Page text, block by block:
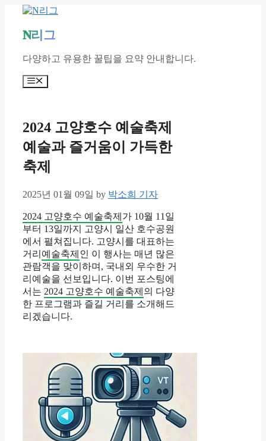
contentN리그
다양하고 유용한 꿀팁을 요약 안내합니다.
Menu
2024 고양호수 예술축제
예술과 즐거움이 가득한
축제
2025년 01월 09일 by 박소희 기자
2024 고양호수 예술축제 가 10월 11일
부터 13일까지 고양시 일산 호수공원
에서 펼쳐집니다. 고양시를 대표하는
거리 예술축제 인 이 행사는 매년 많은
관람객을 맞이하며, 국내외 우수한 거
리예술을 선보입니다. 이번 포스팅에
서는 2024 고양호수 예술축제 의 다양
한 프로그램과 즐길 거리를 소개해드
리겠습니다.